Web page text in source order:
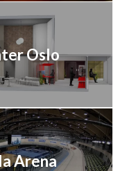
Oslo
Arena